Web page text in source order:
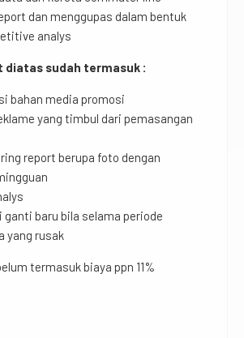
dan menggupas dalam bentuk
analys
diatas sudah termasuk :
bahan media promosi
yang timbul dari pemasangan
report berupa foto dengan
ganti baru bila selama periode
yang rusak
termasuk biaya ppn 11%